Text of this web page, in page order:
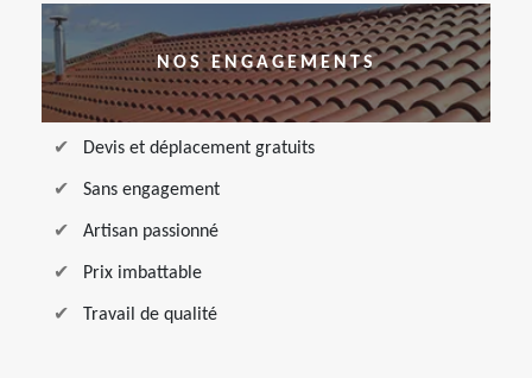
NOS ENGAGEMENTS
Devis et déplacement gratuits
Sans engagement
Artisan passionné
Prix imbattable
Travail de qualité